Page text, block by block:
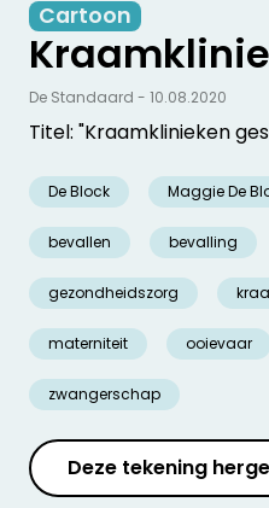
Cartoon
Titel: "Kraamklinieken
De Block Maggie De
bevallen bevalling
gezondheidszorg
materniteit ooievaar
zwangerschap
De Standaard - 10.08.2020
Deze tekening